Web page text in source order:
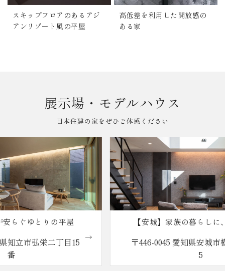
スキップフロアのあるアジ
アンリゾート風の平屋
高低差を利用した開放感の
ある家
展示場・モデルハウス
日本住建の家をぜひご体感ください
【安城】家族の暮らしに、ちょうどい
い。reco.の家
〒446-0045 愛知県安城市横山町八左51-